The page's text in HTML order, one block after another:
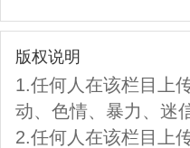
版权说明
1.任何人在该栏目上
动、色情、暴力、迷
2.任何人在该栏目上